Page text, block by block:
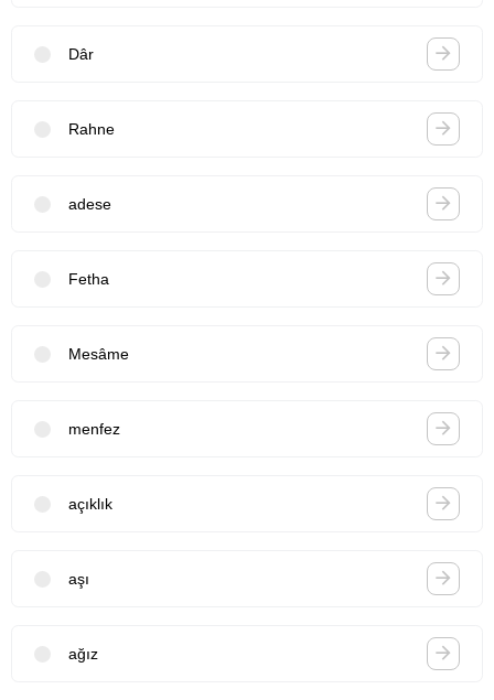
Dâr
Rahne
adese
Fetha
Mesâme
menfez
açıklık
aşı
ağız